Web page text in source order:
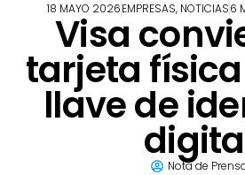
18 MAYO 2026EMPRESAS, NOTICIAS6
Visa
tarjeta
llave de
Nota de